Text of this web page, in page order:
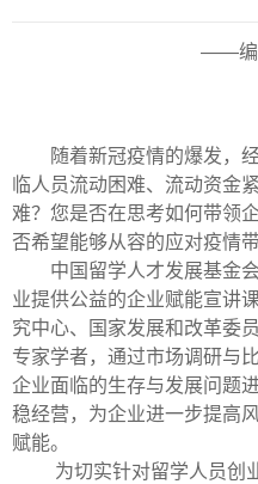
——
随着新冠疫情的爆发，经
临人员流动困难、流动资金
难？您是否在思考如何带领
否希望能够从容的应对疫情
中国留学人才发展基金会
业提供公益的企业赋能宣讲
究中心、国家发展和改革委
专家学者，通过市场调研与
企业面临的生存与发展问题
稳经营，为企业进一步提高
赋能。
为切实针对留学人员创业